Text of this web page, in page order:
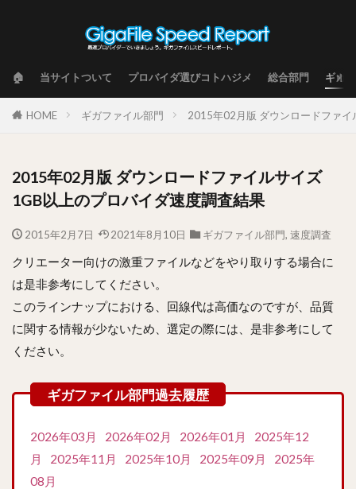
🏠 当サイトついて プロバイダ選びコトハジメ 総合部門 ギガ
HOME ギガファイル部門 2015年02月版 ダウンロードファ
2015年02月版 ダウンロードファイルサイズ
1GB以上のプロバイダ速度調査結果
2015年2月7日 2021年8月10日 ギガファイル部門, 速度調査
クリエーター向けの激重ファイルなどをやり取りする場合に
は是非参考にしてください。
このラインナップにおける、回線代は高価なのですが、品質
に関する情報が少ないため、選定の際には、是非参考にして
ください。
2026年03月 2026年02月 2026年01月
2025年12
月
2025年11月 2025年10月 2025年09月
2025年
08月